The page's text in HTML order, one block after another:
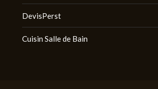
DevisPerst
Cuisin Salle de Bain